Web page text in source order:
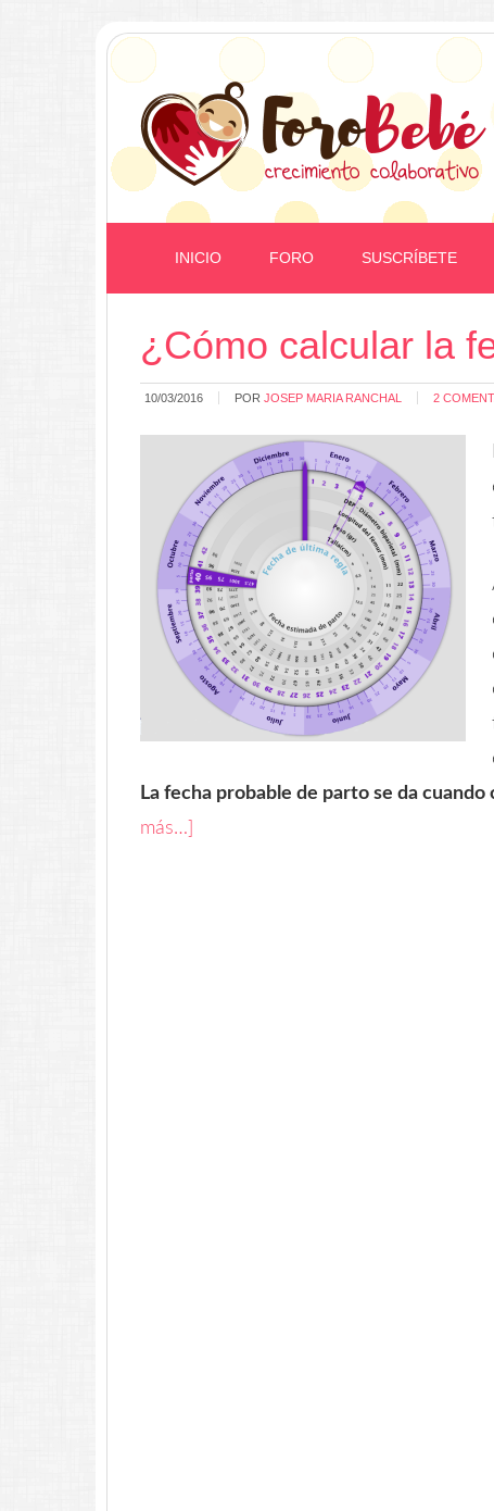
INICIO FORO SUSCRÍBETE
¿Cómo calcular la
10/03/2016 POR JOSEP MARIA RANCHAL 2
La fecha probable de parto se da
más…]